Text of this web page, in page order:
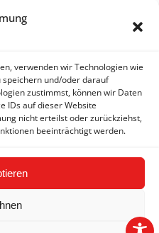
verwenden wir Technologien wie
und/oder darauf
zustimmst, können wir Daten
IDs auf dieser Website
nicht erteilst oder zurückziehst,
beeinträchtigt werden.
wird
(ROTZ)
- Antikörper